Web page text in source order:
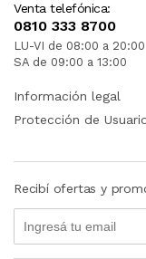
Venta telefónica:
0810 333 8700
LU-VI de 08:00 a 20:00
SA de 09:00 a 13:00
Información legal
Protección de
Recibí ofertas y